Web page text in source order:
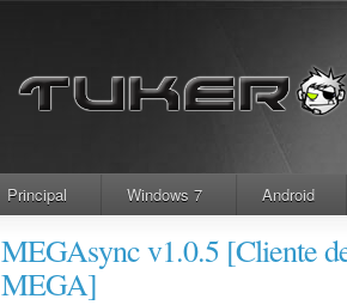
Principal Windows 7 Android
MEGAsync v1.0.5 [Cliente
MEGA]